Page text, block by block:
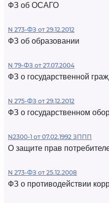
ФЗ об ОСАГО
N 273-ФЗ от 29.12.2012
ФЗ об образовании
N 79-ФЗ от 27.07.2004
ФЗ о государственной
N 275-ФЗ от 29.12.2012
ФЗ о государственном
N2300-1 от 07.02.1992 ЗППП
О защите прав
N 273-ФЗ от 25.12.2008
ФЗ о противодействии